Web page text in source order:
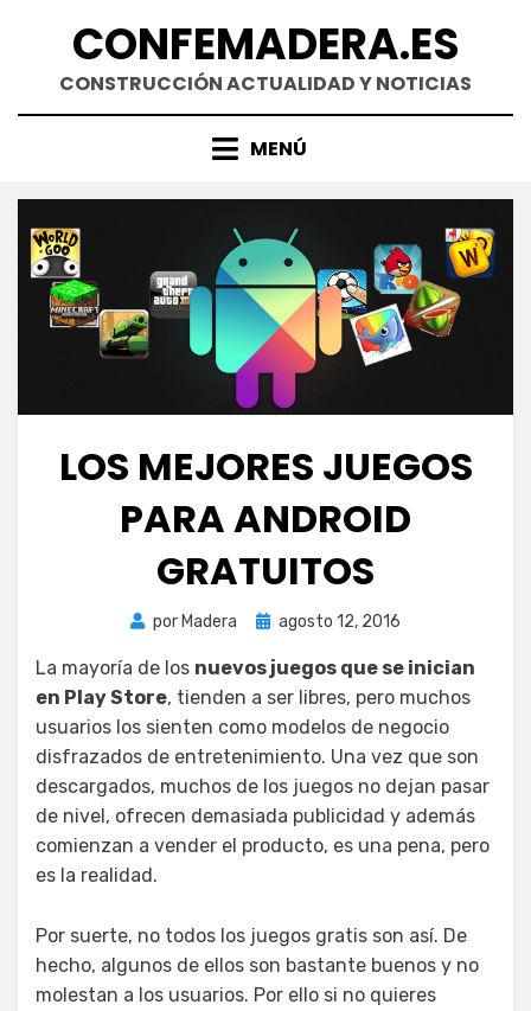
contenidoCONFEMADERA.ES
CONSTRUCCIÓN ACTUALIDAD Y NOTICIAS
MENÚ
LOS MEJORES JUEGOS
PARA ANDROID
GRATUITOS
por Madera
Publicada
agosto 12, 2016
La mayoría de los nuevos juegos que se inician
en Play Store, tienden a ser libres, pero muchos
usuarios los sienten como modelos de negocio
disfrazados de entretenimiento. Una vez que son
descargados, muchos de los juegos no dejan pasar
de nivel, ofrecen demasiada publicidad y además
comienzan a vender el producto, es una pena, pero
es la realidad.
Por suerte, no todos los juegos gratis son así. De
hecho, algunos de ellos son bastante buenos y no
molestan a los usuarios. Por ello si no quieres